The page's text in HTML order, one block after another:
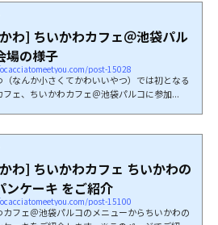
わ] ちいかわカフェ＠池袋パル
の様子
post-15028
（なんか小さくてかわいいやつ）では初となる
フェ、ちいかわカフェ＠池袋パルコに参加...
わ] ちいかわカフェ ちいかわの
ンケーキ をご紹介
post-15100
カフェ＠池袋パルコのメニューからちいかわの